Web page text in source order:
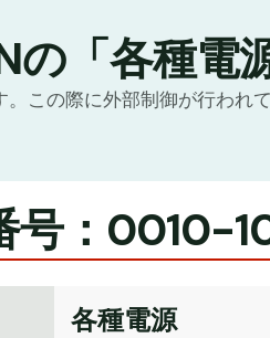
の「各種電
この際に外部制御が行われ
号：0010-
各種電源